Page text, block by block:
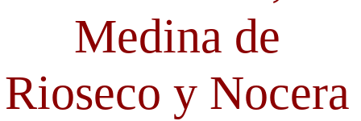
Medina de
Rioseco y Nocera